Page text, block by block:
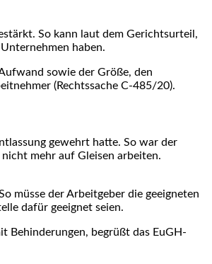
So kann laut dem Gerichtsurteil,
haben.
sowie der Größe, den
(Rechtssache C-485/20).
gewehrt hatte. So war der
mehr auf Gleisen arbeiten.
müsse der Arbeitgeber die geeigneten
dafür geeignet seien.
Behinderungen, begrüßt das EuGH-